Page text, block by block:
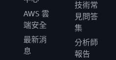
AWS 雲
端安全
最新消
息
技術常
見問答
集
分析師
報告